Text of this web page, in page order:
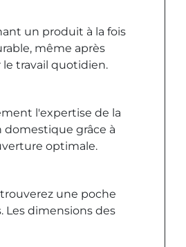
un produit à la fois
même après
le travail quotidien.
l'expertise de la
domestique grâce à
optimale.
une poche
Les dimensions des